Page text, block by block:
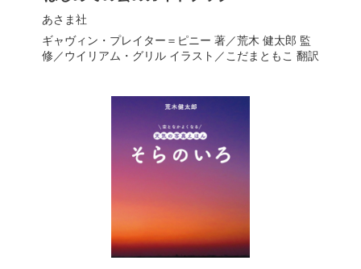
あさま社
ギャヴィン・プレイター＝ピニー 著／荒木 健太郎 監
修／ウイリアム・グリルイラスト／ こだまともこ 翻訳